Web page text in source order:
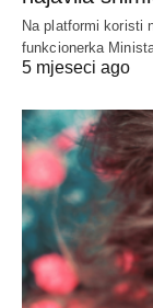
Na platformi koristi
funkcionerka
5 mjeseci ago